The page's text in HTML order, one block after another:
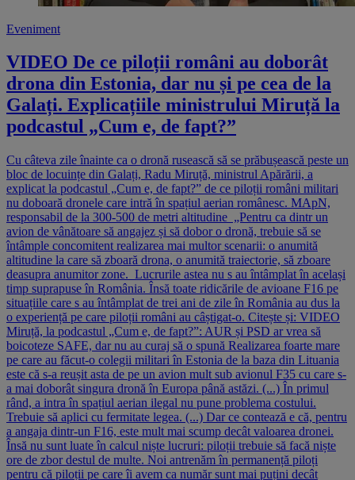
Eveniment
VIDEO De ce piloții români au doborât
drona din Estonia, dar nu și pe cea de la
Galați. Explicațiile ministrului Miruță la
podcastul „Cum e, de fapt?”
Cu câteva zile înainte ca o dronă rusească să se prăbușească peste un
bloc de locuințe din Galați, Radu Miruță, ministrul Apărării, a
explicat la podcastul „Cum e, de fapt?” de ce piloții români militari
nu doboară dronele care intră în spațiul aerian românesc. MApN,
responsabil de la 300-500 de metri altitudine „Pentru ca dintr un
avion de vânătoare să angajez și să dobor o dronă, trebuie să se
întâmple concomitent realizarea mai multor scenarii: o anumită
altitudine la care să zboară drona, o anumită traiectorie, să zboare
deasupra anumitor zone. Lucrurile astea nu s au întâmplat în același
timp suprapuse în România. Însă toate ridicările de avioane F16 pe
situațiile care s au întâmplat de trei ani de zile în România au dus la
o experiență pe care piloții români au câștigat-o. Citește și: VIDEO
Miruță, la podcastul „Cum e, de fapt?”: AUR și PSD ar vrea să
boicoteze SAFE, dar nu au curaj să o spună Realizarea foarte mare
pe care au făcut-o colegii militari în Estonia de la baza din Lituania
este că s-a reușit asta de pe un avion mult sub avionul F35 cu care s-
a mai doborât singura dronă în Europa până astăzi. (...) În primul
rând, a intra în spațiul aerian ilegal nu pune problema costului.
Trebuie să aplici cu fermitate legea. (...) Dar ce contează e că, pentru
a angaja dintr-un F16, este mult mai scump decât valoarea dronei.
Însă nu sunt luate în calcul niște lucruri: piloții trebuie să facă niște
ore de zbor destul de multe. Noi antrenăm în permanență piloți
pentru că piloții pe care îi avem ca număr sunt mai puțini decât